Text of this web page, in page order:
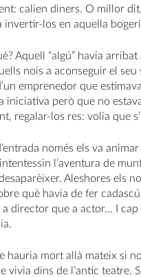
calien diners. O millor
invertir-los en aquella
Aquell “algú” havia
nois a aconseguir el seu
emprenedor que
iniciativa però que no
regalar-los res: volia que
només els va
l’aventura de
Aleshores els
què havia de fer
director que a actor… I cap
hauria mort allà mateix si
vivia dins de l’antic teatre.